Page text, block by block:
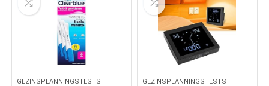
GEZINSPLANNINGSTESTS GEZINSPLANNINGSTESTS